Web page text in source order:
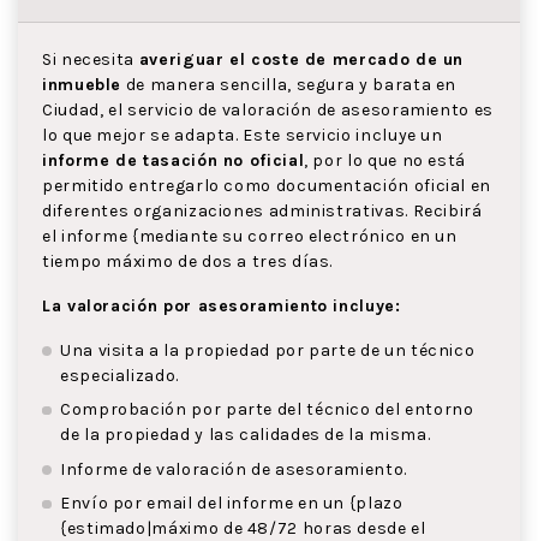
Si necesita averiguar el coste de mercado de un
inmueble de manera sencilla, segura y barata en
Ciudad, el servicio de valoración de asesoramiento es
lo que mejor se adapta. Este servicio incluye un
informe de tasación no oficial, por lo que no está
permitido entregarlo como documentación oficial en
diferentes organizaciones administrativas. Recibirá
el informe {mediante su correo electrónico en un
tiempo máximo de dos a tres días.
La valoración por asesoramiento incluye:
Una visita a la propiedad por parte de un técnico
especializado.
Comprobación por parte del técnico del entorno
de la propiedad y las calidades de la misma.
Informe de valoración de asesoramiento.
Envío por email del informe en un {plazo
{estimado|máximo de 48/72 horas desde el